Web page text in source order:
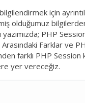
için
olduğumuz
yazımızda; PHP
Farklar ve
farklı PHP Session
yer vereceğiz.